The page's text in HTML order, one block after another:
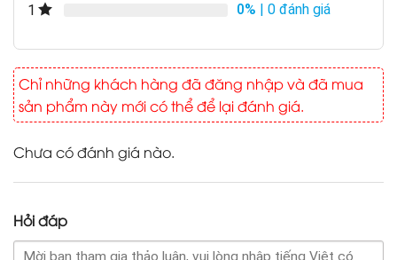
1
0% | 0 đánh giá
Chỉ những khách hàng đã đăng nhập và đã mua
sản phẩm này mới có thể để lại đánh giá.
Chưa có đánh giá nào.
Hỏi đáp